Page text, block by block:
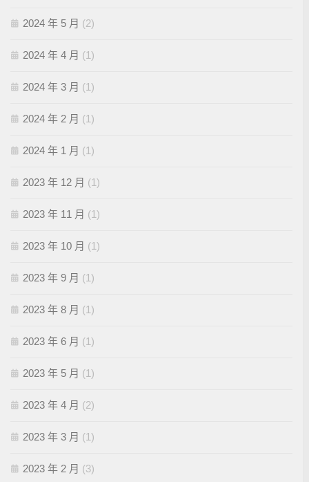
2024 年 5 月 (2)
2024 年 4 月 (1)
2024 年 3 月 (1)
2024 年 2 月 (1)
2024 年 1 月 (1)
2023 年 12 月 (1)
2023 年 11 月 (1)
2023 年 10 月 (1)
2023 年 9 月 (1)
2023 年 8 月 (1)
2023 年 6 月 (1)
2023 年 5 月 (1)
2023 年 4 月 (2)
2023 年 3 月 (1)
2023 年 2 月 (3)